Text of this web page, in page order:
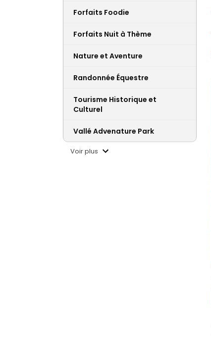
Forfaits Foodie
Forfaits Nuit à Thème
Nature et Aventure
Randonnée Équestre
Tourisme Historique et
Culturel
Vallé Advenature Park
Voir plus